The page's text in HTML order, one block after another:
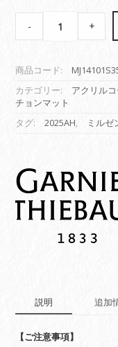
ン
グ
ラ
ン
マ
ッ
ト】
ミ
quantity
- +
商品コード:
カテゴリー:
アクリル
チョンマット
タグ:
2025AH, ミルゼ
説明 追加
【ご注意事項】